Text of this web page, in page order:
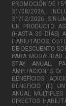
PROMOCIÓN DE
31/08/2026,
31/12/2026. SIN
UN PRODUCTO
(HASTA 30 DÍAS)
HABILITADOS,
DE DESCUENTO
PARA MODALIDAD
STAY ANUAL,
AMPLIACIONES
BENEFICIOS
BENEFICIO. (II)
ANUAL
DIRECTOS